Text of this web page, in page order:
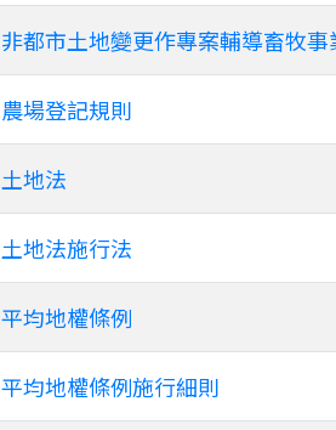
非都市土地變更作專案輔導畜牧
農場登記規則
土地法
土地法施行法
平均地權條例
平均地權條例施行細則